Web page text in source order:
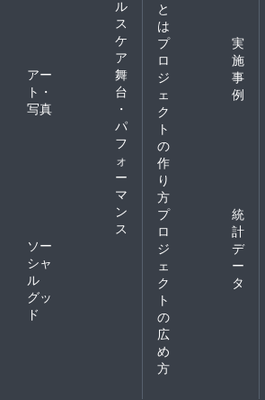
ル
ス
ケ
ア
アー
ト・
写真
舞
台
・
パ
フ
ォ
ー
マ
ン
ス
ソー
シャ
ル
グッ
ド
と
は
プ
ロ
ジ
ェ
ク
ト
の
作
り
方
実
施
事
例
プ
ロ
ジ
ェ
ク
ト
の
広
め
方
統
計
デ
ー
タ